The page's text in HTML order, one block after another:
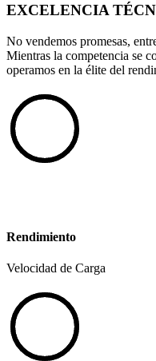
EXCELENCIA
No vendemos promesas,
Mientras la competencia se
operamos en la élite del
Rendimiento
Velocidad de Carga